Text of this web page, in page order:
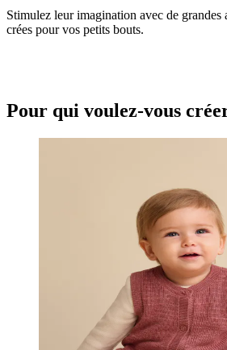
Stimulez leur imagination avec de grandes
crées pour vos petits bouts.
Pour qui voulez-vous